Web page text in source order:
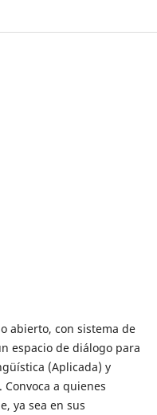
abierto, con sistema de
espacio de diálogo para
(Aplicada) y
a quienes
ya sea en sus